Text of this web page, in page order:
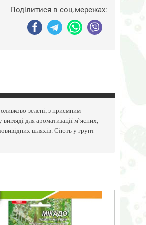
Поділитися в соц.мережах:
зелені, з приємним
для ароматизації м`ясних,
шляхів. Сіють у грунт